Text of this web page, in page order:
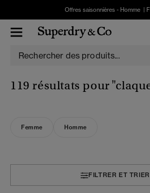
Offres saisonnières - Homme
119 résultats pour
Femme Homme
FILTRER ET TRIER